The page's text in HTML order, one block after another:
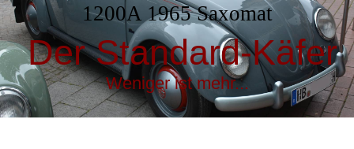
1200A 1965 Saxomat
Der Standard-Käfer
Weniger ist mehr...